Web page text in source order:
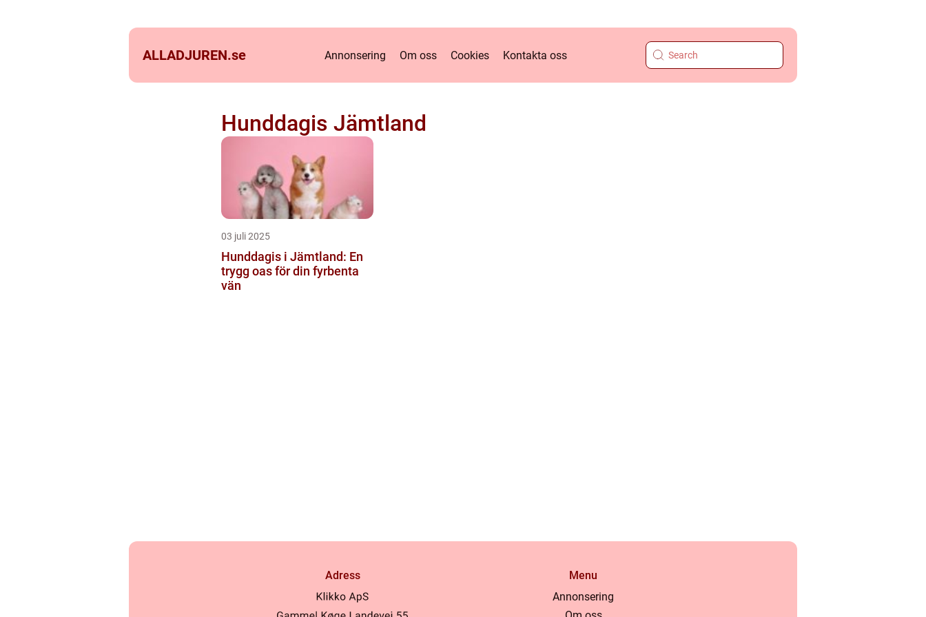
ALLADJUREN.se Annonsering Om oss Cookies Kontakta oss
Hunddagis Jämtland
03 juli 2025
Hunddagis i Jämtland: En
trygg oas för din fyrbenta
vän
Adress
Menu
Annonsering